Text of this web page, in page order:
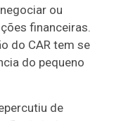
ou
financeiras.
do CAR tem se
do pequeno
de